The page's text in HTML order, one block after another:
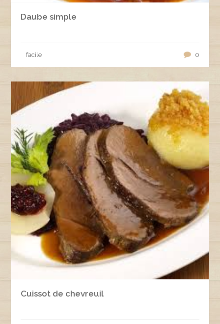
Daube simple
facile 0
Cuissot de chevreuil